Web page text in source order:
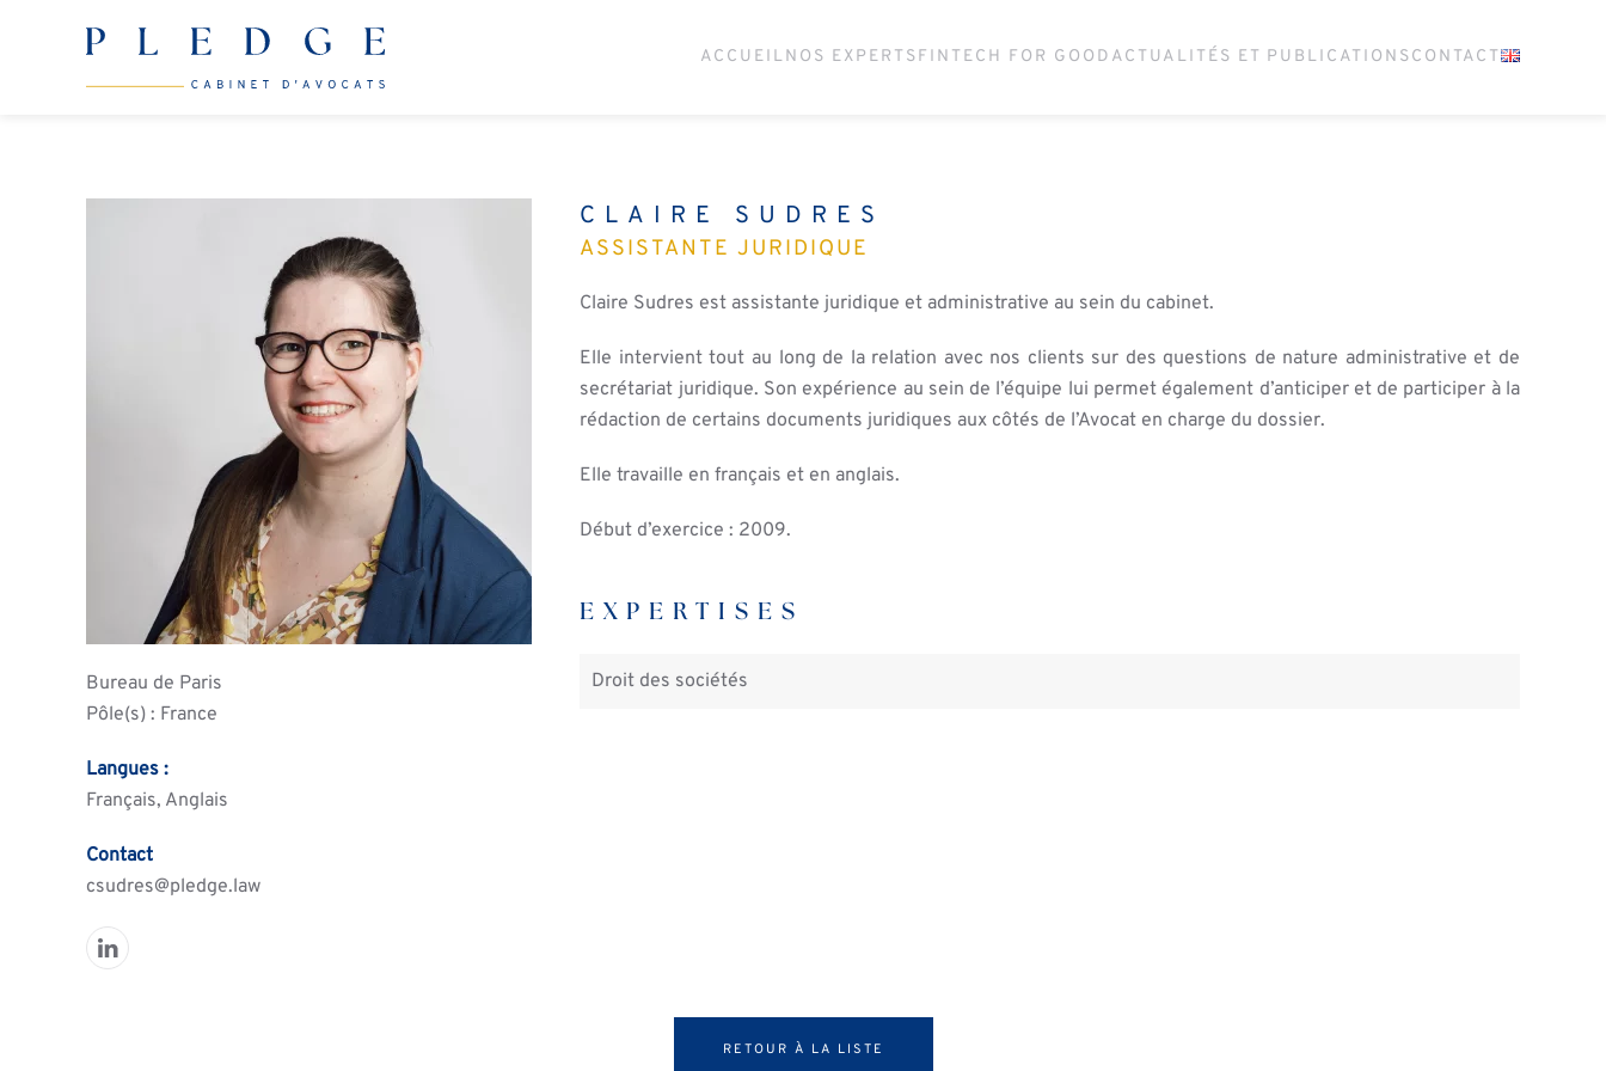
Skip to main content ACCUEILNOS EXPERTSFINTECH FOR GOOD ACTUALITÉS ET PUBLICATIONSCONTACT
Bureau de Paris
Pôle(s) : France
Langues :
Français, Anglais
Contact
csudres
pledge.law
CLAIRE SUDRES
ASSISTANTE JURIDIQUE
Claire Sudres est assistante juridique et administrative au sein du cabinet.
Elle intervient tout au long de la relation avec nos clients sur des questions de nature administrative et de
secrétariat juridique. Son expérience au sein de l’équipe lui permet également d’anticiper et de participer à la
rédaction de certains documents juridiques aux côtés de l’Avocat en charge du dossier.
Elle travaille en français et en anglais.
Début d’exercice : 2009.
EXPERTISES
Droit des sociétés
RETOUR À LA LISTE